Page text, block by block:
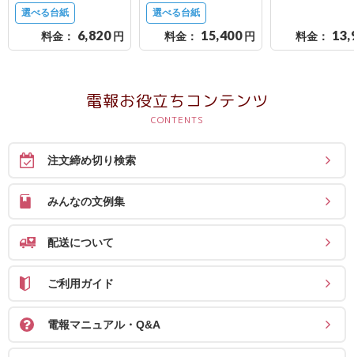
選べる台紙
料金： 6,820 円
選べる台紙
料金： 15,400 円 料金：
電報お役立ちコンテンツ
注文締め切り検索
みんなの文例集
配送について
ご利用ガイド
電報マニュアル・Q&A